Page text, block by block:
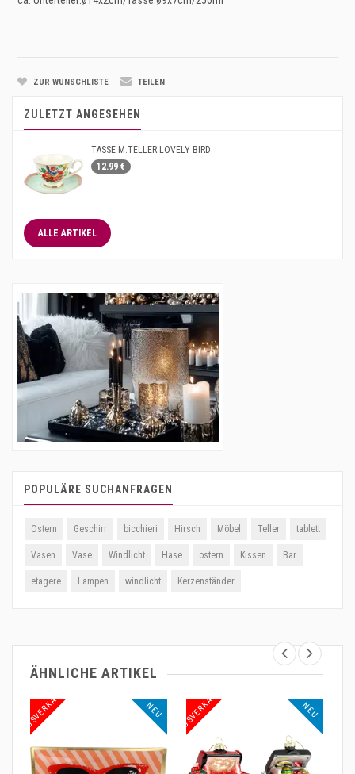
ZUR WUNSCHLISTE TEILEN
ZULETZT ANGESEHEN
TASSE M.TELLER LOVELY BIRD
12.99 €
ALLE ARTIKEL
POPULÄRE SUCHANFRAGEN
Ostern Geschirr bicchieri Hirsch Möbel Teller tablett
Vasen Vase Windlicht Hase ostern Kissen Bar
etagere Lampen windlicht Kerzenständer
ÄHNLICHE ARTIKEL
NEU AUSVERKAUF NEU AUSVERKAUF